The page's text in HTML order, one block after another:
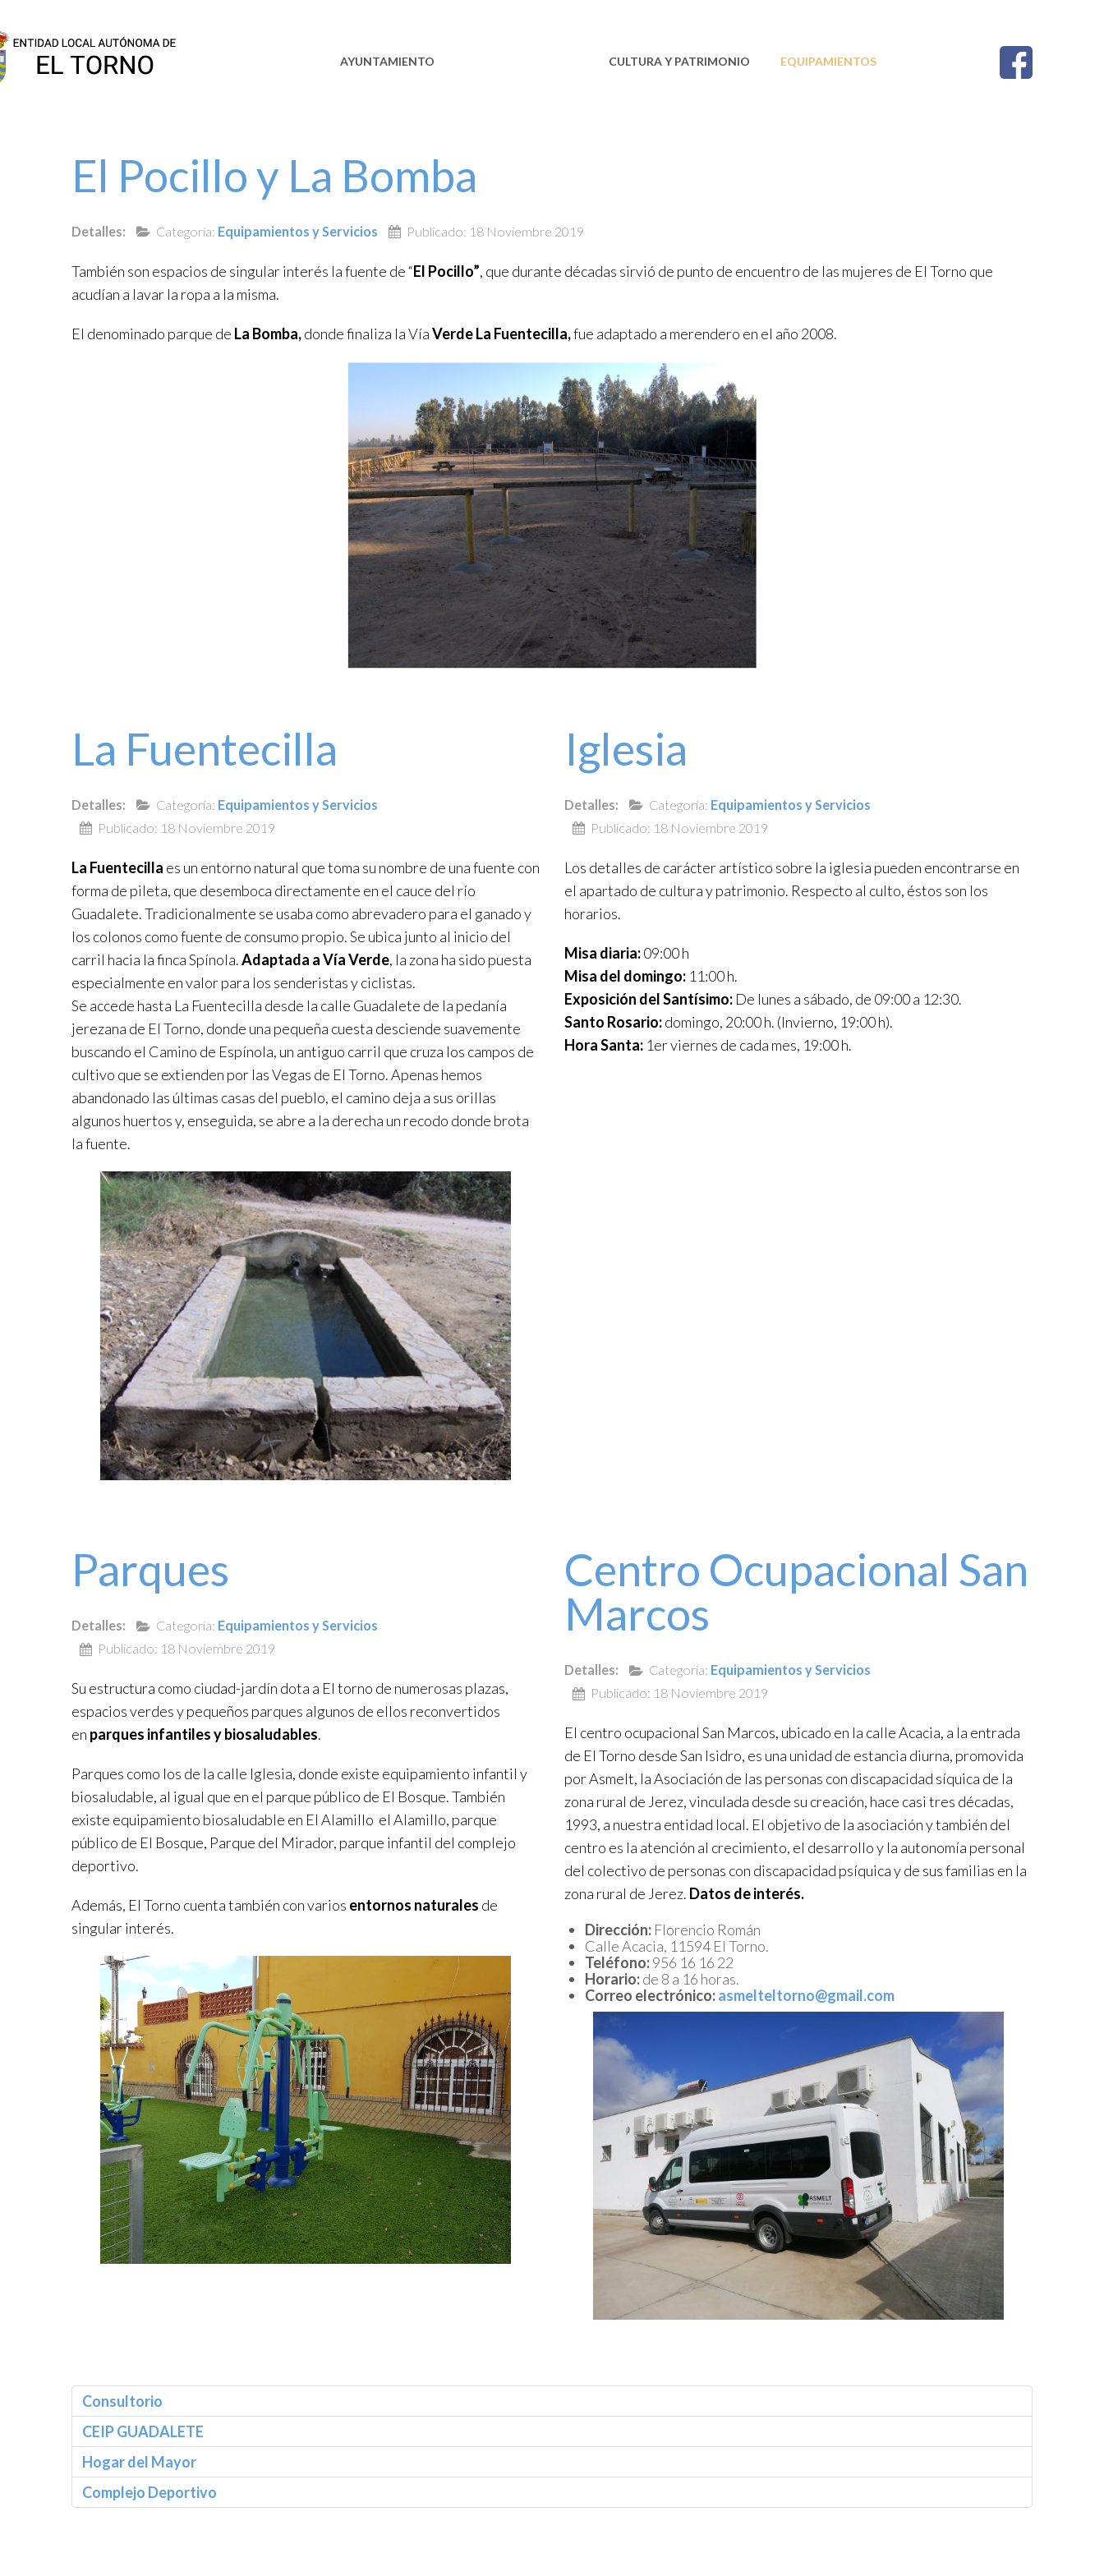
AYUNTAMIENTO CULTURA Y PATRIMONIO EQUIPAMIENTOS
El Pocillo y La Bomba
Detalles: Categoría: Equipamientos y Servicios Publicado: 18 Noviembre 2019
También son espacios de singular interés la fuente de “El Pocillo”, que durante décadas sirvió de punto de encuentro de las mujeres de El Torno que
acudían a lavar la ropa a la misma.
El denominado parque de La Bomba,donde finaliza la VíaVerde La Fuentecilla,fue adaptado a merendero en el año 2008.
La Fuentecilla
Detalles: Categoría: Equipamientos y Servicios
Publicado: 18 Noviembre 2019
La Fuentecilla es un entorno natural que toma su nombre de una fuente con
forma de pileta, que desemboca directamente en el cauce del río
Guadalete. Tradicionalmente se usaba como abrevadero para el ganado y
los colonos como fuente de consumo propio. Se ubica junto al inicio del
carril hacia la finca Spínola.Adaptada a Vía Verde, la zona ha sido puesta
especialmente en valor para los senderistas y ciclistas.
Se accede hasta La Fuentecilla desde la calle Guadalete de la pedanía
jerezana de El Torno, donde una pequeña cuesta desciende suavemente
buscando el Camino de Espínola, un antiguo carril que cruza los campos de
cultivo que se extienden por las Vegas de El Torno. Apenas hemos
abandonado las últimas casas del pueblo, el camino deja a sus orillas
algunos huertos y, enseguida, se abre a la derecha un recodo donde brota
la fuente.
Iglesia
Detalles: Categoría: Equipamientos y Servicios
Publicado: 18 Noviembre 2019
Los detalles de carácter artístico sobre la iglesia pueden encontrarse en
el apartado de cultura y patrimonio. Respecto al culto, éstos son los
horarios.
Misa diaria:09:00 h
Misa del domingo: 11:00 h.
Exposición del Santísimo: De lunes a sábado, de 09:00 a 12:30.
Santo Rosario:domingo, 20:00 h. (Invierno, 19:00 h).
Hora Santa: 1er viernes de cada mes, 19:00 h.
Parques
Detalles: Categoría: Equipamientos y Servicios
Publicado: 18 Noviembre 2019
Su estructura como ciudad-jardín dota a El torno de numerosas plazas,
espacios verdes y pequeños parques algunos de ellos reconvertidos
en parques infantiles y biosaludables.
Parques como los de la calle Iglesia, donde existe equipamiento infantil y
biosaludable, al igual que en el parque público de El Bosque. También
existe equipamiento biosaludable en El Alamillo el Alamillo, parque
público de El Bosque, Parque del Mirador, parque infantil del complejo
deportivo.
Además, El Torno cuenta también con varios entornos naturales de
singular interés.
Centro Ocupacional San
Marcos
Detalles: Categoría: Equipamientos y Servicios
Publicado: 18 Noviembre 2019
El centro ocupacional San Marcos, ubicado en la calle Acacia, a la entrada
de El Torno desde San Isidro, es una unidad de estancia diurna, promovida
por Asmelt, la Asociación de las personas con discapacidad síquica de la
zona rural de Jerez, vinculada desde su creación, hace casi tres décadas,
1993, a nuestra entidad local. El objetivo de la asociación y también del
centro es la atención al crecimiento, el desarrollo y la autonomía personal
del colectivo de personas con discapacidad psíquica y de sus familias en la
zona rural de Jerez. Datos de interés.
Dirección: Florencio Román
Calle Acacia, 11594 El Torno.
Teléfono:956 16 16 22
Horario:de 8 a 16 horas.
Correo electrónico:asmelteltorno@gmail.com
Consultorio
CEIP GUADALETE
Hogar del Mayor
Complejo Deportivo